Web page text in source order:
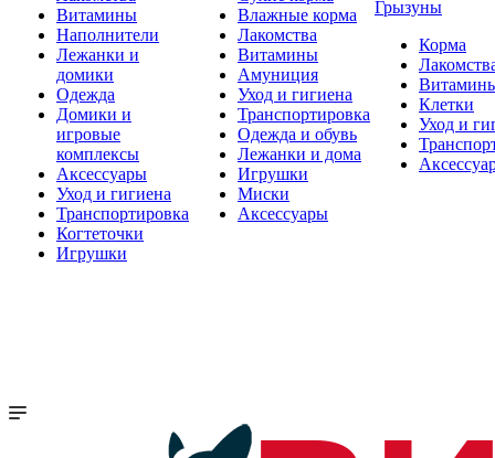
Витамины
Наполнители
Лежанки и
домики
Одежда
Домики и
игровые
комплексы
Аксессуары
Уход и гигиена
Транспортировка
Когтеточки
Игрушки
Влажные корма
Лакомства
Витамины
Амуниция
Уход и гигиена
Транспортировка
Одежда и обувь
Лежанки и дома
Игрушки
Миски
Аксессуары
Грызуны
Корма
Клетки
Уход и